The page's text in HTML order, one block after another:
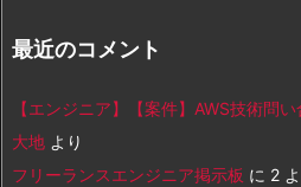
最近のコメント
【エンジニア】【案件】AWS技術問
大地 より
フリーランスエンジニア掲示板 に 2